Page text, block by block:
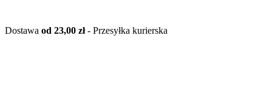
Dostawa od 23,00 zł- Przesyłka kurierska